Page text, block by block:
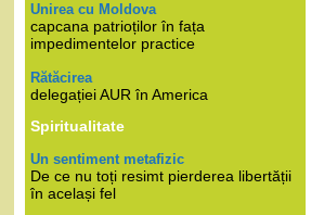
Unirea cu Moldova
capcana patrioților în fața
impedimentelor practice
Rătăcirea
delegației AUR în America
Spiritualitate
Un sentiment metafizic
De ce nu toți resimt pierderea libertății
în același fel